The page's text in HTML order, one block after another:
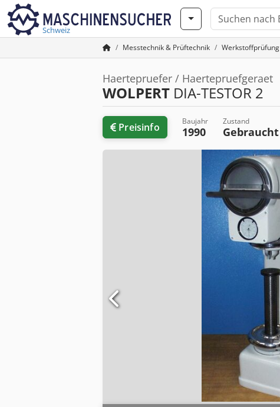
Schweiz
Messtechnik & Prüftechnik Werkstoffprüfung
Haertepruefer / Haertepruefgeraet
WOLPERT DIA-TESTOR 2
Preisinfo Baujahr
1990
Zustand
Gebraucht